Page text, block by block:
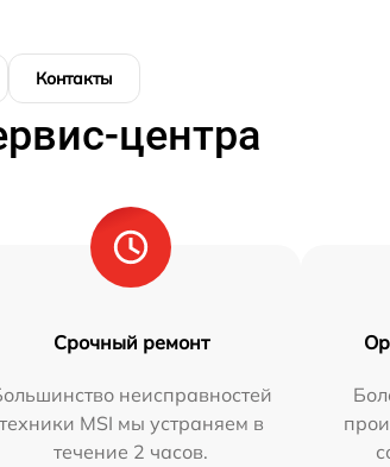
Контакты
центра
Срочный ремонт
неисправностей
техники MSI мы устраняем в
течение 2 часов.